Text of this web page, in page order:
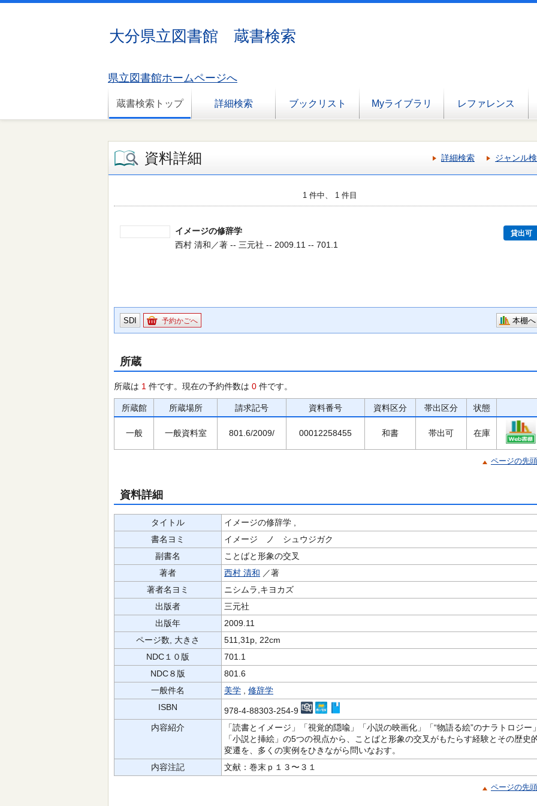
大分県立図書館 蔵書検索
県立図書館ホームページへ
蔵書検索トップ 詳細検索 ブックリスト Myライブラリ レファレンス
資料詳細 詳細検索 ジャンル
1 件中、 1 件目
イメージの修辞学 貸出可
西村 清和／著 -- 三元社 -- 2009.11 -- 701.1
SDI 予約かごへ 本棚へ
所蔵
所蔵は 1 件です。現在の予約件数は 0 件です。
所蔵館 所蔵場所 請求記号 資料番号 資料区分 帯出区分 状態
一般 一般資料室 801.6/2009/ 00012258455 和書 帯出可 在庫
ページの先
資料詳細
タイトル
イメージの修辞学 ,
書名ヨミ
イメージ ノ シュウジガク
副書名
ことばと形象の交叉
著者
西村 清和 ／著
著者名ヨミ
ニシムラ,キヨカズ
出版者
三元社
出版年
2009.11
ページ数, 大きさ
511,31p, 22cm
NDC１０版
701.1
NDC８版
801.6
一般件名
美学
修辞学
ISBN
978-4-88303-254-9
内容紹介
「読書とイメージ」「視覚的隠喩」「小説の映画化」「“物語る絵”のナラトロジー
「小説と挿絵」の5つの視点から、ことばと形象の交叉がもたらす経験とその歴史
変遷を、多くの実例をひきながら問いなおす。
内容注記
文献：巻末ｐ１３〜３１
ページの先